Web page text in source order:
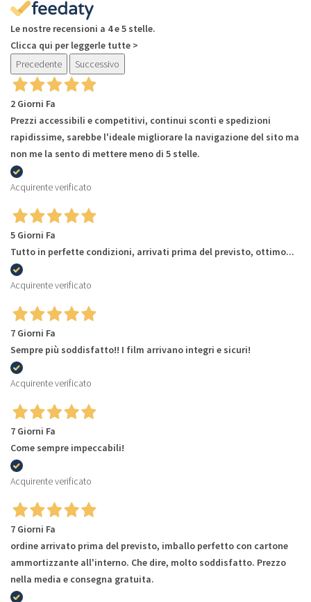
Le nostre recensioni a 4 e 5 stelle.
Clicca qui per leggerle tutte >
Precedente
Successivo
2 Giorni Fa
Prezzi accessibili e competitivi, continui sconti e spedizioni
rapidissime, sarebbe l'ideale migliorare la navigazione del sito ma
non me la sento di mettere meno di 5 stelle.
Acquirente verificato
5 Giorni Fa
Tutto in perfette condizioni, arrivati prima del previsto, ottimo...
Acquirente verificato
7 Giorni Fa
Sempre più soddisfatto!! I film arrivano integri e sicuri!
Acquirente verificato
7 Giorni Fa
Come sempre impeccabili!
Acquirente verificato
7 Giorni Fa
ordine arrivato prima del previsto, imballo perfetto con cartone
ammortizzante all'interno. Che dire, molto soddisfatto. Prezzo
nella media e consegna gratuita.